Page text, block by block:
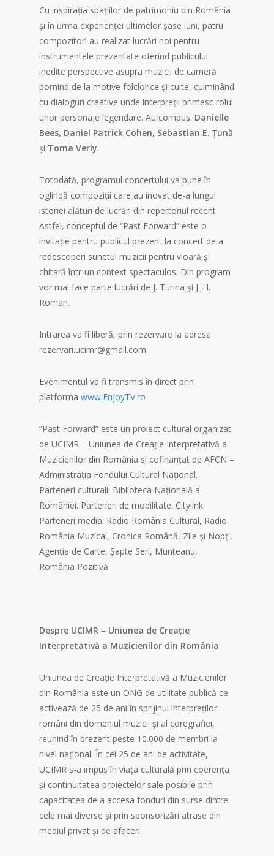
Cu inspirația spațiilor de patrimoniu din România
și în urma experienței ultimelor șase luni, patru
compozitori au realizat lucrări noi pentru
instrumentele prezentate oferind publicului
inedite perspective asupra muzicii de cameră
pornind de la motive folclorice și culte, culminând
cu dialoguri creative unde interpreții primesc rolul
unor personaje legendare. Au compus: Danielle
Bees, Daniel Patrick Cohen, Sebastian E. Țună
și Toma Verly.
Totodată, programul concertului va pune în
oglindă compoziții care au inovat de-a lungul
istoriei alături de lucrări din repertoriul recent.
Astfel, conceptul de “Past Forward” este o
invitație pentru publicul prezent la concert de a
redescoperi sunetul muzicii pentru vioară și
chitară într-un context spectaculos. Din program
vor mai face parte lucrări de J. Turina și J. H.
Roman.
Intrarea va fi liberă, prin rezervare la adresa
rezervari.ucimr@gmail.com
Evenimentul va fi transmis în direct prin
platforma www.EnjoyTV.ro
“Past Forward” este un proiect cultural organizat
de UCIMR – Uniunea de Creație Interpretativă a
Muzicienilor din România și cofinanțat de AFCN –
Administrația Fondului Cultural Național.
Parteneri culturali: Biblioteca Națională a
României. Parteneri de mobilitate: Citylink
Parteneri media: Radio România Cultural, Radio
România Muzical, Cronica Română, Zile și Nopți,
Agenția de Carte, Șapte Seri, Munteanu,
România Pozitivă
Despre UCIMR – Uniunea de Creație
Interpretativă a Muzicienilor din România
Uniunea de Creație Interpretativă a Muzicienilor
din România este un ONG de utilitate publică ce
activează de 25 de ani în sprijinul interpreților
români din domeniul muzicii și al coregrafiei,
reunind în prezent peste 10.000 de membri la
nivel național. În cei 25 de ani de activitate,
UCIMR s-a impus în viața culturală prin coerența
și continuitatea proiectelor sale posibile prin
capacitatea de a accesa fonduri din surse dintre
cele mai diverse și prin sponsorizări atrase din
mediul privat și de afaceri.